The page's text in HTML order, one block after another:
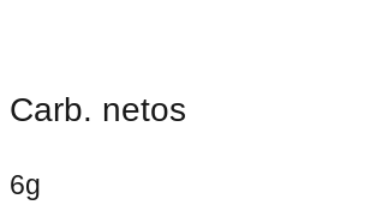
Carb. netos
6g